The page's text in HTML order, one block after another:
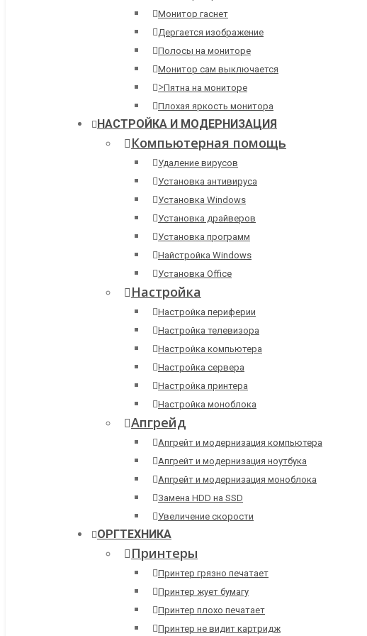
Монитор гаснет
Дергается изображение
Полосы на мониторе
Монитор сам выключается
>Пятна на мониторе
Плохая яркость монитора
НАСТРОЙКА И МОДЕРНИЗАЦИЯ
Компьютерная помощь
Удаление вирусов
Установка антивируса
Установка Windows
Установка драйверов
Установка программ
Найстройка Windows
Установка Office
Настройка
Настройка периферии
Настройка телевизора
Настройка компьютера
Настройка сервера
Настройка принтера
Настройка моноблока
Апгрейд
Апгрейт и модернизация компьютера
Апгрейт и модернизация ноутбука
Апгрейт и модернизация моноблока
Замена HDD на SSD
Увеличение скорости
ОРГТЕХНИКА
Принтеры
Принтер грязно печатает
Принтер жует бумагу
Принтер плохо печатает
Принтер не видит картридж